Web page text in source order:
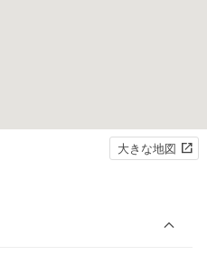
大きな地図